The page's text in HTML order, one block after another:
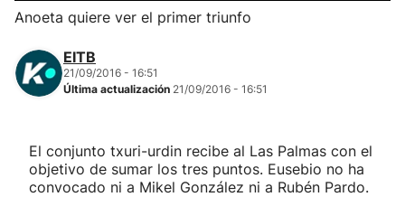
Balonmano
Kirolak 360
Carreras de montaña
Anoeta quiere ver el primer triunfo
EITB
21/09/2016 - 16:51
Última actualización 21/09/2016 - 16:51
El conjunto txuri-urdin recibe al Las Palmas con el
objetivo de sumar los tres puntos. Eusebio no ha
convocado ni a Mikel González ni a Rubén Pardo.